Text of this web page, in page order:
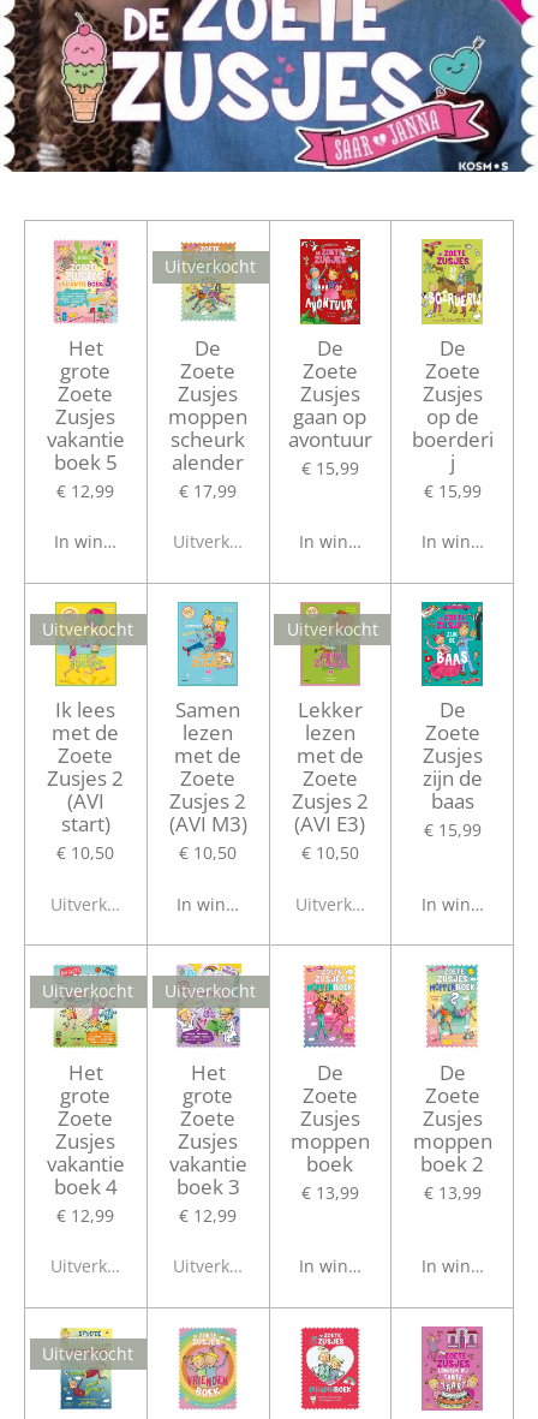
Het
grote
Zoete
Zusjes
vakantie
boek 5
€ 12,99
In winkelwagen
Uitverkocht
De
Zoete
Zusjes
moppen
scheurk
alender
€ 17,99
Uitverkocht
De
Zoete
Zusjes
gaan op
avontuur
€ 15,99
In winkelwagen
De
Zoete
Zusjes
op de
boerderi
j
€ 15,99
In
Uitverkocht
Ik lees
met de
Zoete
Zusjes 2
(AVI
start)
€ 10,50
Uitverkocht
Samen
lezen
met de
Zoete
Zusjes 2
(AVI M3)
€ 10,50
In winkelwagen
Uitverkocht
Lekker
lezen
met de
Zoete
Zusjes 2
(AVI E3)
€ 10,50
Uitverkocht
De
Zoete
Zusjes
zijn de
baas
€ 15,99
In
Uitverkocht
Het
grote
Zoete
Zusjes
vakantie
boek 4
€ 12,99
Uitverkocht
Uitverkocht
Het
grote
Zoete
Zusjes
vakantie
boek 3
€ 12,99
Uitverkocht
De
Zoete
Zusjes
moppen
boek
€ 13,99
In winkelwagen
De
Zoete
Zusjes
moppen
boek 2
€ 13,99
In
Uitverkocht